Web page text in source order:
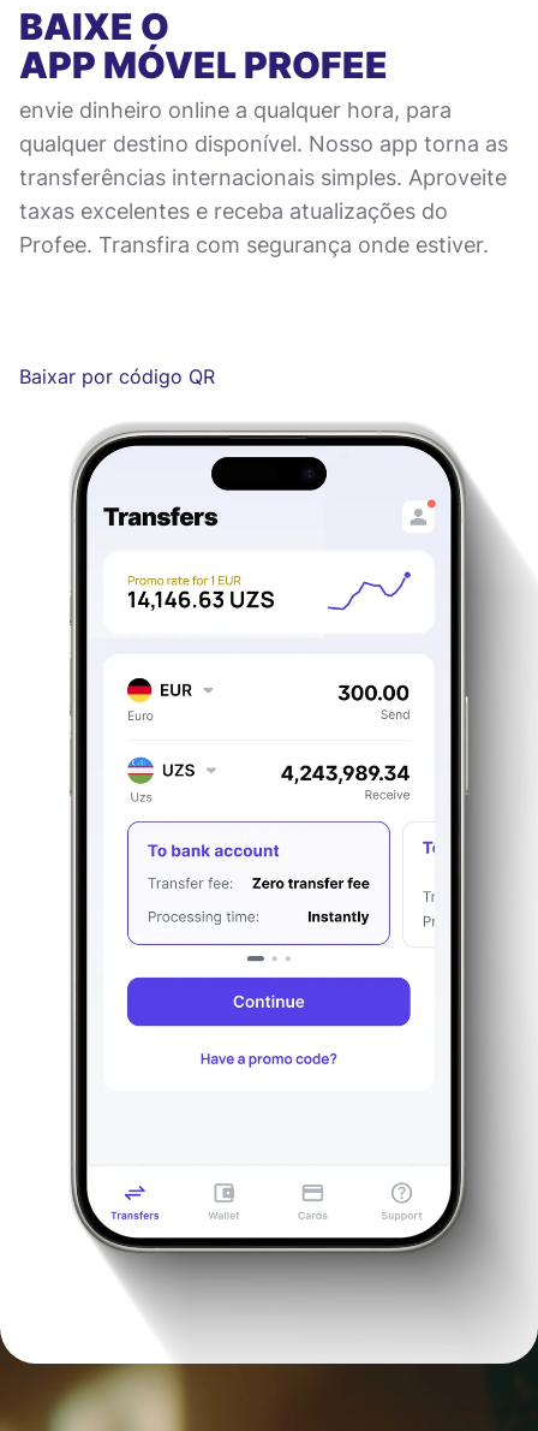
BAIXE O
APP MÓVELPROFEE
envie dinheiro online a qualquer hora, para
qualquer destino disponível. Nosso app torna as
transferências internacionais simples. Aproveite
taxas excelentes e receba atualizações do
Profee. Transfira com segurança onde estiver.
Baixar por código QR